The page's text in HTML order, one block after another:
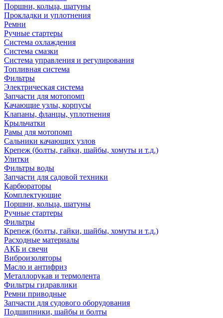
Поршни, кольца, шатуны
Прокладки и уплотнения
Ремни
Ручные стартеры
Система охлаждения
Система смазки
Система управления и регулирования
Топливная система
Фильтры
Электрическая система
Запчасти для мотопомп
Качающие узлы, корпусы
Клапаны, фланцы, уплотнения
Крыльчатки
Рамы для мотопомп
Сальники качающих узлов
Крепеж (болты, гайки, шайбы, хомуты и т.д.)
Улитки
Фильтры воды
Запчасти для садовой техники
Карбюраторы
Комплектующие
Поршни, кольца, шатуны
Ручные стартеры
Фильтры
Крепеж (болты, гайки, шайбы, хомуты и т.д.)
Расходные материалы
АКБ и свечи
Виброизоляторы
Масло и антифриз
Металлорукав и термолента
Фильтры гидравлики
Ремни приводные
Запчасти для судового оборудования
Подшипники, шайбы и болты